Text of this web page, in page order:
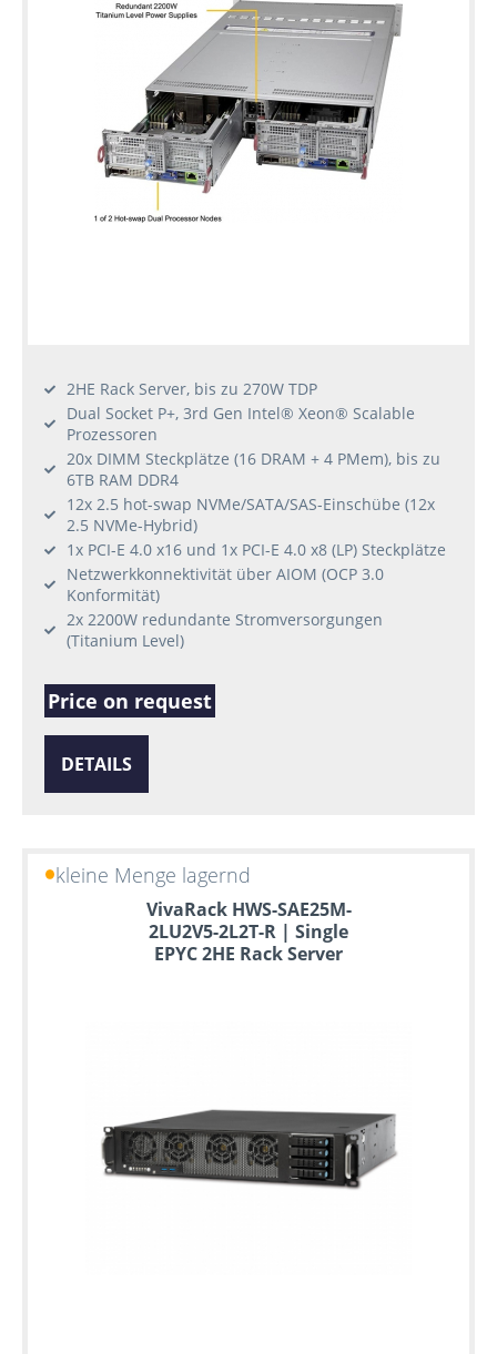
2HE Rack Server, bis zu 270W TDP
Dual Socket P+, 3rd Gen Intel® Xeon® Scalable
Prozessoren
20x DIMM Steckplätze (16 DRAM + 4 PMem), bis zu
6TB RAM DDR4
12x 2.5 hot-swap NVMe/SATA/SAS-Einschübe (12x
2.5 NVMe-Hybrid)
1x PCI-E 4.0 x16 und 1x PCI-E 4.0 x8 (LP) Steckplätze
Netzwerkkonnektivität über AIOM (OCP 3.0
Konformität)
2x 2200W redundante Stromversorgungen
(Titanium Level)
Price on request
DETAILS
kleine Menge lagernd
VivaRack HWS-SAE25M-
2LU2V5-2L2T-R | Single
EPYC 2HE Rack Server